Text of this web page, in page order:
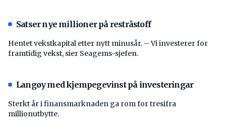
Satser nye millioner på restråstoff
Hentet vekstkapital etter nytt minusår. – Vi investerer for
framtidig vekst, sier Seagems-sjefen.
Langøy med kjempegevinst på investeringar
Sterkt år i finansmarknaden ga rom for tresifra
millionutbytte.